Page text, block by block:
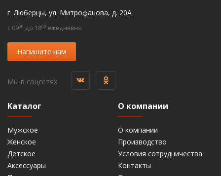
г. Люберцы, ул. Митрофанова, д. 20А
c 0900 до 1800 ежедневно
Напишите нам
Мы в соцсетях
Каталог
Мужское
Женское
Детское
Аксессуары
О компании
О компании
Производство
Условия сотрудничества
Контакты